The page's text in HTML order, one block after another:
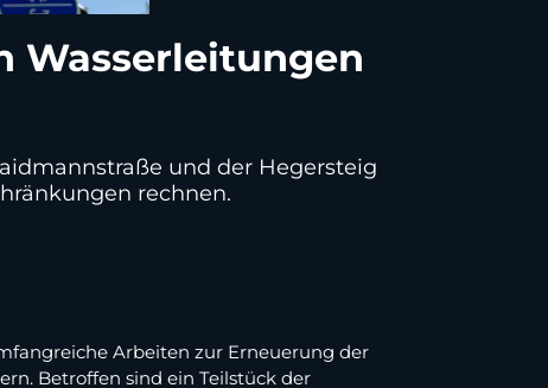
Wasserleitungen
und der Hegersteig
rechnen.
Arbeiten zur Erneuerung der
Betroffen sind ein Teilstück der